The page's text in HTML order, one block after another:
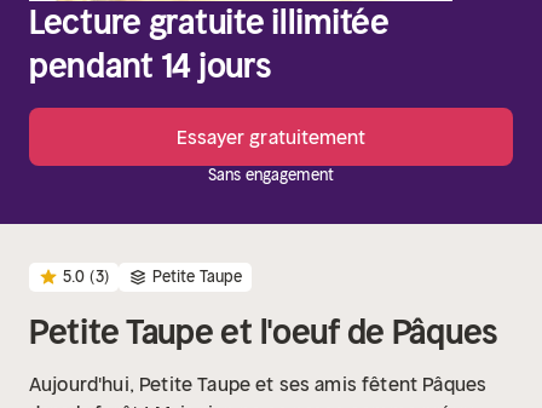
Lecture gratuite illimitée
pendant 14 jours
Essayer gratuitement
Sans engagement
5.0 (3) Petite Taupe
Petite Taupe et l'oeuf de Pâques
Aujourd'hui, Petite Taupe et ses amis fêtent Pâques